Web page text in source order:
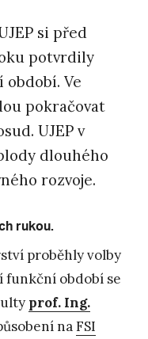
si před
potvrdily
Ve
pokračovat
UJEP v
dlouhého
rozvoje.
rukou.
proběhly volby
funkční období se
prof. Ing.
naFSI